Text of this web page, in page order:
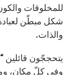
للمخلوقات
شكل مبطّن لعبادة
والذات.
يتحججّون قائلين
وفي كلّ مكان،